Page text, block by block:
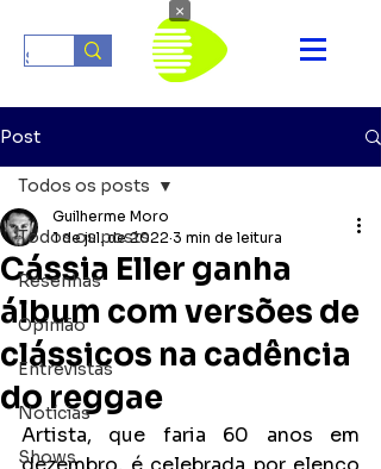
Post
Todos os posts
Resenhas
Opinião
Entrevistas
Notícias
Shows
Todos os posts
Cássia Eller ganha
álbum com versões de
clássicos na cadência
do reggae
Guilherme Moro
1 de jul. de 2022 3 min de leitura
Artista, que faria 60 anos em
×